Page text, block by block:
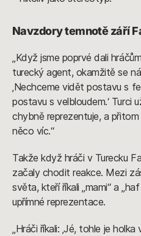
Navzdory temnotě září
„Když jsme poprvé dali
turecký agent, okamžitě se
‚Nechceme vidět postavu s
postavu s velbloudem.‘ Turci
chybně reprezentuje, a
něco víc.“
Takže když hráči v Turecku
začaly chodit reakce. Mezi
světa, kteří říkali „mami“ a
upřímné reprezentace.
„Hráči říkali: ‚Jé, tohle je